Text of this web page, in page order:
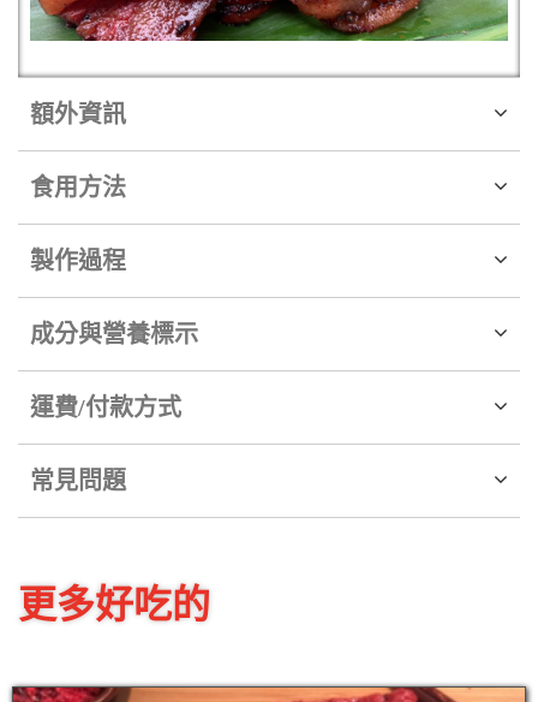
額外資訊
食用方法
製作過程
成分與營養標示
運費/付款方式
常見問題
更多好吃的